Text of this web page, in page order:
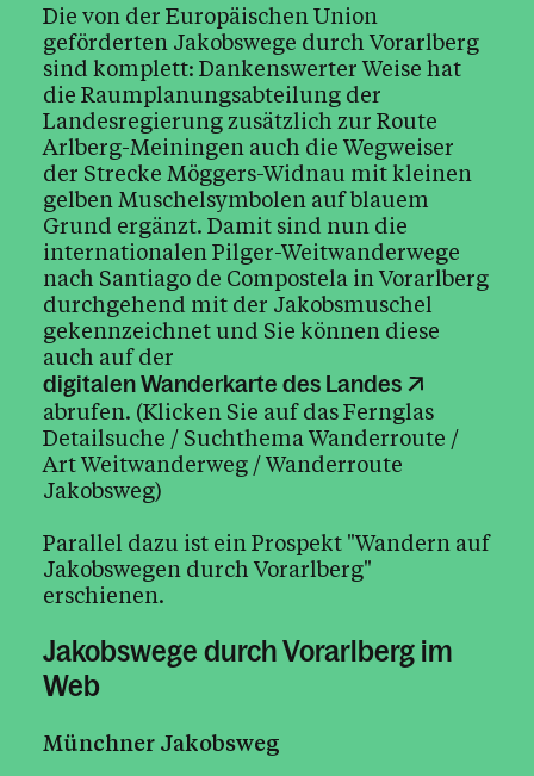
Warum ich glaube
Pilgern & Wallfahrten
Religionsunterricht
Glaubensbildung
Ökumene
Interreligiöser Dialog
Das Kirchenjahr im Überblick Aktionen
Kirche & Ich
Aktuelles
Kalender
Die von der Europäischen Union
geförderten Jakobswege durch Vorarlberg
sind komplett: Dankenswerter Weise hat
die Raumplanungsabteilung der
Landesregierung zusätzlich zur Route
Arlberg-Meiningen auch die Wegweiser
der Strecke Möggers-Widnau mit kleinen
gelben Muschelsymbolen auf blauem
Grund ergänzt. Damit sind nun die
internationalen Pilger-Weitwanderwege
nach Santiago de Compostela in Vorarlberg
durchgehend mit der Jakobsmuschel
gekennzeichnet und Sie können diese
auch auf der
digitalen Wanderkarte des Landes
abrufen. (Klicken Sie auf das Fernglas
Detailsuche / Suchthema Wanderroute /
Art Weitwanderweg / Wanderroute
Jakobsweg)
Parallel dazu ist ein Prospekt "Wandern auf
Jakobswegen durch Vorarlberg"
erschienen.
Jakobswege durch Vorarlberg im
Web
Münchner Jakobsweg